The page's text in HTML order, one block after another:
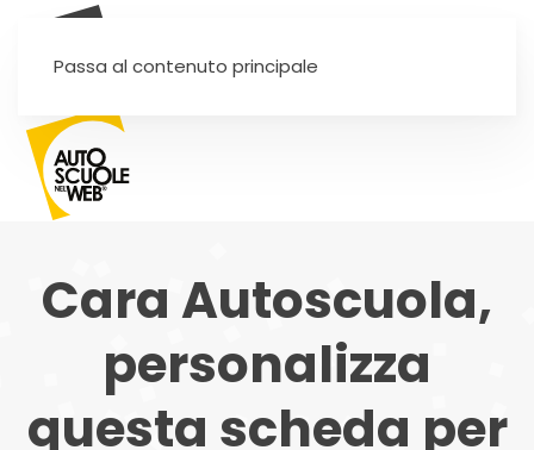
Passa al contenuto principale
Cara Autoscuola,
personalizza
questa scheda per